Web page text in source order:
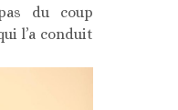
du coup
l’a conduit